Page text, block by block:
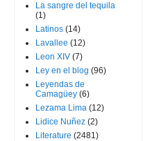
La sangre del tequila
(1)
Latinos (14)
Lavallee (12)
Leon XIV (7)
Ley en el blog (96)
Leyendas de
Camagüey (6)
Lezama Lima (12)
Lidice Nuñez (2)
Literature (2481)